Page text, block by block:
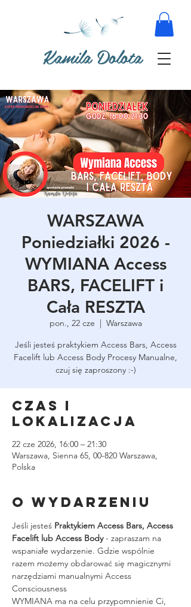
Kamila Dolota
WARSZAWA
Poniedziałki 2026 -
WYMIANA Access
BARS, FACELIFT i
Cała RESZTA
pon., 22 cze
  |
Warszawa
Jeśli jesteś praktykiem Access Bars, Access
Facelift lub Access Body Procesy Manualne,
czuj się zaproszony :-)
Czas i
lokalizacja
22 cze 2026, 16:00 – 21:30
Warszawa, Sienna 65, 00-820 Warszawa,
Polska
O wydarzeniu
Jeśli jesteś Praktykiem Access Bars, Access
Facelift lub Access Body - zapraszam na
wspaniałe wydarzenie. Gdzie wspólnie
razem możemy obdarować się magicznymi
narzędziami manualnymi Access
Consciousness
WYMIANA ma na celu przypomnienie Ci,